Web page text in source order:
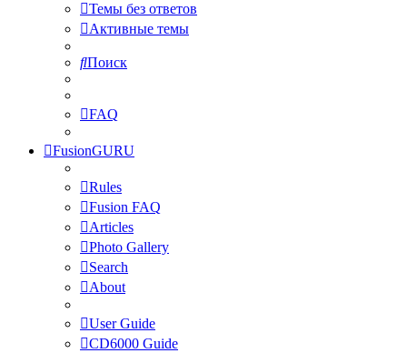
Темы без ответов
Активные темы
Поиск
FAQ
FusionGURU
Rules
Fusion FAQ
Articles
Photo Gallery
Search
About
User Guide
CD6000 Guide